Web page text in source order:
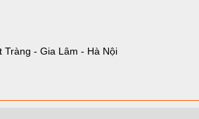
- Gia Lâm - Hà Nội